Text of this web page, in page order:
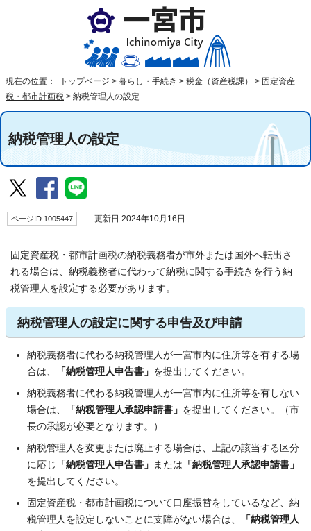
現在の位置： トップページ > 暮らし・手続き > 税金（資産税課） > 固定資産
税・都市計画税 > 納税管理人の設定
納税管理人の設定
ページID 1005447 更新日 2024年10月16日
固定資産税・都市計画税の納税義務者が市外または国外へ転出さ
れる場合は、納税義務者に代わって納税に関する手続きを行う納
税管理人を設定する必要があります。
納税管理人の設定に関する申告及び申請
納税義務者に代わる納税管理人が一宮市内に住所等を有する場
合は、
「納税管理人申告書」 を提出してください。
納税義務者に代わる納税管理人が一宮市内に住所等を有しない
場合は、
「納税管理人承認申請書」 を提出してください。（市
長の承認が必要となります。）
納税管理人を変更または廃止する場合は、上記の該当する区分
に応じ
「納税管理人申告書」 または 「納税管理人承認申請書」
を提出してください。
固定資産税・都市計画税について口座振替をしているなど、納
税管理人を設定しないことに支障がない場合は、
「納税管理人